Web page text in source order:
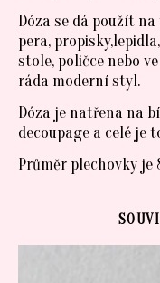
Dóza se dá použít
pera,
stole, poličce nebo
ráda moderní styl.
Dóza je natřena na
decoupage a celé je
Průměr plechovky je